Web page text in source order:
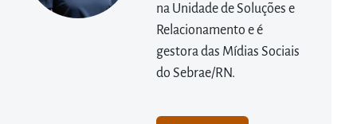
na Unidade de Soluções e
Relacionamento e é
gestora das Mídias Sociais
do Sebrae/RN.